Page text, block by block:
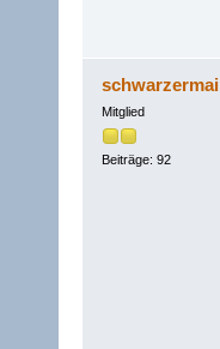
schwarzermai
Mitglied
Beiträge: 92